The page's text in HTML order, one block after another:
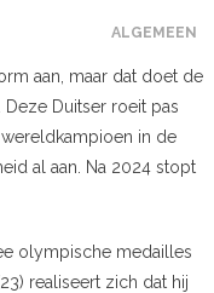
ALGEMEEN
aan, maar dat doet de
Duitser roeit pas
in de
al aan. Na 2024 stopt
olympische medailles
realiseert zich dat hij